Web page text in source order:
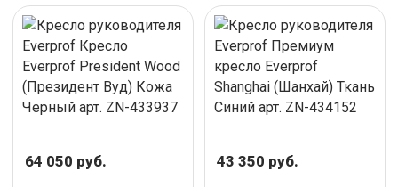
64 050 руб. 43 350 руб.